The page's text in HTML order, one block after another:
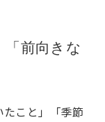
前向きな
たこと」「季節